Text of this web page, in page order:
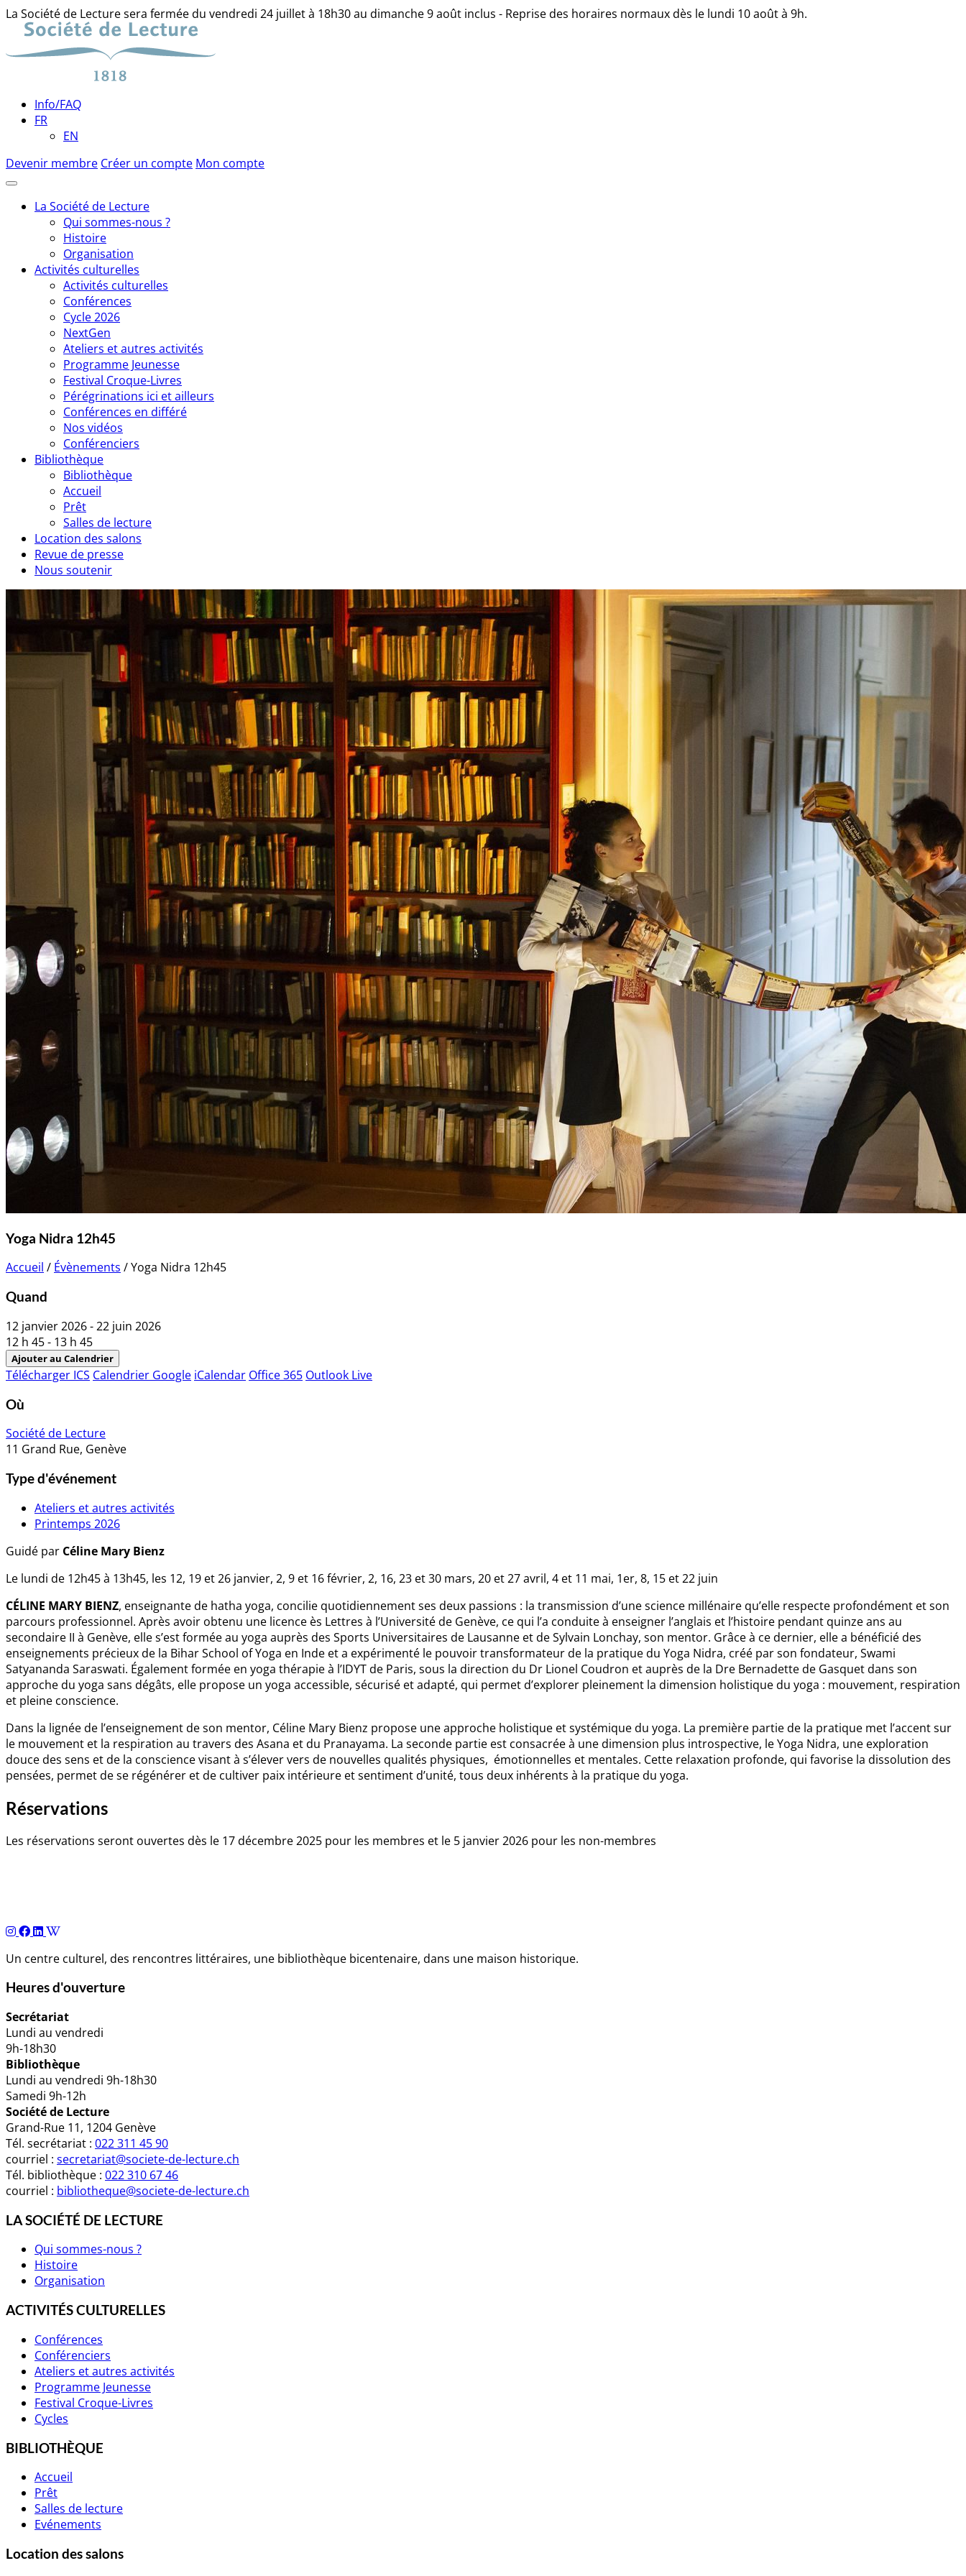
La Société de Lecture sera fermée du vendredi 24 juillet à 18h30 au dimanche 9 août inclus - Reprise des horaires normaux dès le lundi 10 août à 9h.
Skip
content
Info/FAQ
FR
EN
Devenir membre Créer un compte Mon compte
La Société de Lecture
Qui sommes-nous ?
Histoire
Organisation
Activités culturelles
Activités culturelles
Conférences
Cycle 2026
NextGen
Ateliers et autres activités
Programme Jeunesse
Festival Croque-Livres
Pérégrinations ici et ailleurs
Conférences en différé
Nos vidéos
Conférenciers
Bibliothèque
Bibliothèque
Accueil
Prêt
Salles de lecture
Location des salons
Revue de presse
Nous soutenir
Yoga Nidra 12h45
Accueil / Évènements /Yoga Nidra 12h45
Quand
12 janvier 2026 - 22 juin 2026
12 h 45 - 13 h 45
Ajouter au Calendrier
Télécharger ICS Calendrier Google iCalendar Office 365 Outlook Live
Où
Société de Lecture
11 Grand Rue, Genève
Type d'événement
Ateliers et autres activités
Printemps 2026
Guidé par Céline Mary Bienz
Le lundi de 12h45 à 13h45, les 12, 19 et 26 janvier, 2, 9 et 16 février, 2, 16, 23 et 30 mars, 20 et 27 avril, 4 et 11 mai, 1er, 8, 15 et 22 juin
CÉLINE MARY BIENZ, enseignante de hatha yoga, concilie quotidiennement ses deux passions : la transmission d’une science millénaire qu’elle respecte profondément et son
parcours professionnel. Après avoir obtenu une licence ès Lettres à l’Université de Genève, ce qui l’a conduite à enseigner l’anglais et l’histoire pendant quinze ans au
secondaire II à Genève, elle s’est formée au yoga auprès des Sports Universitaires de Lausanne et de Sylvain Lonchay, son mentor. Grâce à ce dernier, elle a bénéficié des
enseignements précieux de la Bihar School of Yoga en Inde et a expérimenté le pouvoir transformateur de la pratique du Yoga Nidra, créé par son fondateur, Swami
Satyananda Saraswati. Également formée en yoga thérapie à l’IDYT de Paris, sous la direction du Dr Lionel Coudron et auprès de la Dre Bernadette de Gasquet dans son
approche du yoga sans dégâts, elle propose un yoga accessible, sécurisé et adapté, qui permet d’explorer pleinement la dimension holistique du yoga : mouvement, respiration
et pleine conscience.
Dans la lignée de l’enseignement de son mentor, Céline Mary Bienz propose une approche holistique et systémique du yoga. La première partie de la pratique met l’accent sur
le mouvement et la respiration au travers des Asana et du Pranayama. La seconde partie est consacrée à une dimension plus introspective, le Yoga Nidra, une exploration
douce des sens et de la conscience visant à s’élever vers de nouvelles qualités physiques, émotionnelles et mentales. Cette relaxation profonde, qui favorise la dissolution des
pensées, permet de se régénérer et de cultiver paix intérieure et sentiment d’unité, tous deux inhérents à la pratique du yoga.
Réservations
Les réservations seront ouvertes dès le 17 décembre 2025 pour les membres et le 5 janvier 2026 pour les non-membres
Un centre culturel, des rencontres littéraires, une bibliothèque bicentenaire, dans une maison historique.
Heures d'ouverture
Secrétariat
Lundi au vendredi
9h-18h30
Bibliothèque
Lundi au vendredi 9h-18h30
Samedi 9h-12h
Société de Lecture
Grand-Rue 11, 1204 Genève
Tél. secrétariat : 022 311 45 90
courriel : secretariat@societe-de-lecture.ch
Tél. bibliothèque : 022 310 67 46
courriel : bibliotheque@societe-de-lecture.ch
LA SOCIÉTÉ DE LECTURE
Qui sommes-nous ?
Histoire
Organisation
ACTIVITÉS CULTURELLES
Conférences
Conférenciers
Ateliers et autres activités
Programme Jeunesse
Festival Croque-Livres
Cycles
BIBLIOTHÈQUE
Accueil
Prêt
Salles de lecture
Evénements
Location des salons